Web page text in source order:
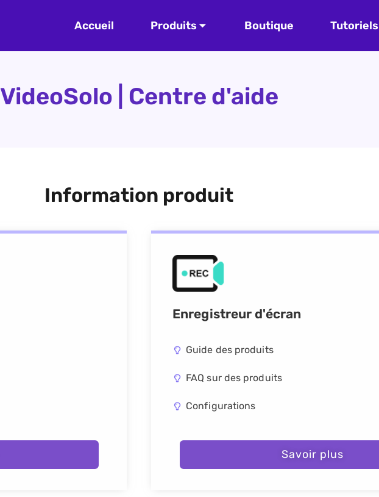
Accueil Produits Boutique Tutoriels
VideoSolo | Centre d'aide
Information produit
Enregistreur d'écran
Guide des produits
FAQ sur des produits
Configurations
Savoir plus